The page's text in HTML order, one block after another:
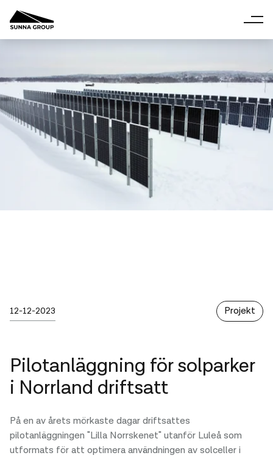
Publicerad
12-12-2023
Skrivet av :
sunna
Kategori Projekt
Pilotanläggning för solparker
i Norrland driftsatt
På en av årets mörkaste dagar driftsattes
pilotanläggningen "Lilla Norrskenet" utanför Luleå som
utformats för att optimera användningen av solceller i